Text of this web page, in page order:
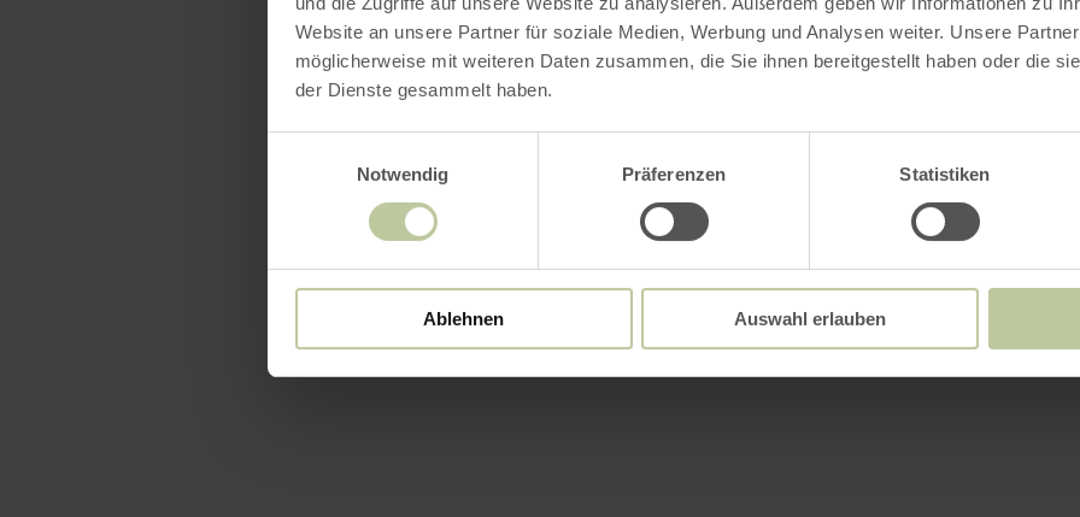
Website an unsere Partner für soziale Medien, Werbung und Analysen weiter. Unsere
möglicherweise mit weiteren Daten zusammen, die Sie ihnen bereitgestellt haben oder die
der Dienste gesammelt haben.
Notwendig
Präferenzen Statistiken
Ablehnen Auswahl erlauben